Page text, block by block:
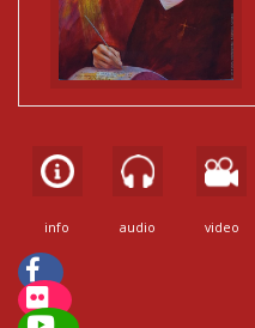
info audio video